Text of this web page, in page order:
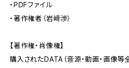
・PDFファイル
・著作権者（岩﨑渉）
【著作権・肖像権】
購入されたDATA（音源・動画・画像等